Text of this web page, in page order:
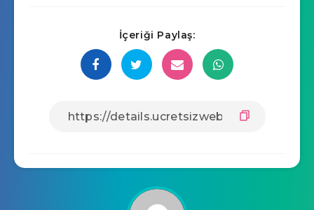
İçeriği Paylaş: